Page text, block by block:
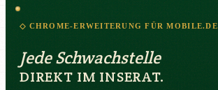
◇ CHROME-ERWEITERUNG FÜR MOBILE.DE
Jede Schwachstelle
DIREKT IM INSERAT.